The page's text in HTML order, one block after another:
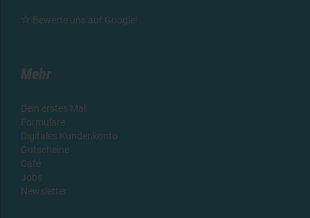
 Bewerte uns auf Google!
Mehr
Dein erstes Mal
Formulare
Digitales Kundenkonto
Gutscheine
Café
Jobs
Newsletter